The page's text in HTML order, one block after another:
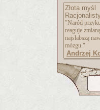
Złota myśl
"Naród
reaguje
najsłabszą
mózgu."
Andrzej